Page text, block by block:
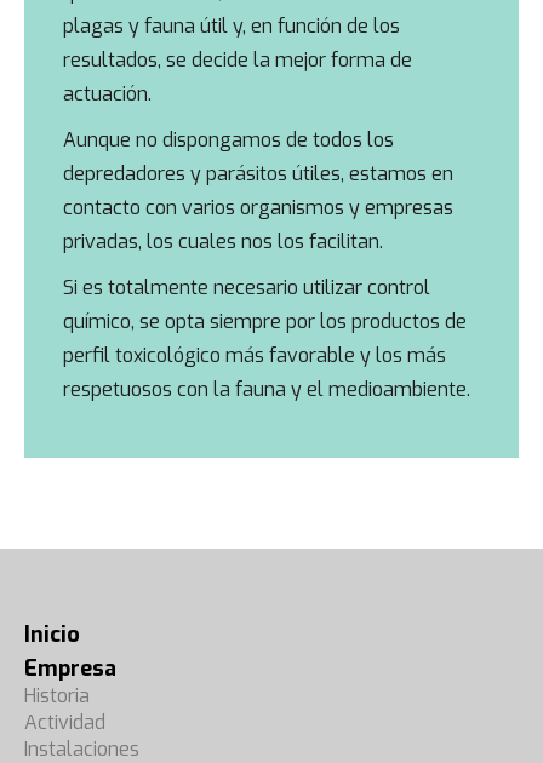
plagas y fauna útil y, en función de los
resultados, se decide la mejor forma de
actuación.
Aunque no dispongamos de todos los
depredadores y parásitos útiles, estamos en
contacto con varios organismos y empresas
privadas, los cuales nos los facilitan.
Si es totalmente necesario utilizar control
químico, se opta siempre por los productos de
perfil toxicológico más favorable y los más
respetuosos con la fauna y el medioambiente.
Inicio
Empresa
Historia
Actividad
Instalaciones